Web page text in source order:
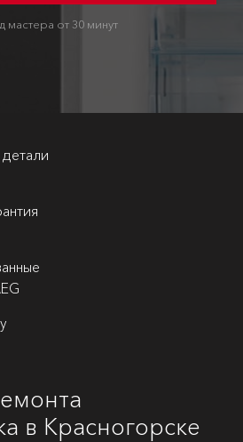
мастера от 30 минут
в Красногорске